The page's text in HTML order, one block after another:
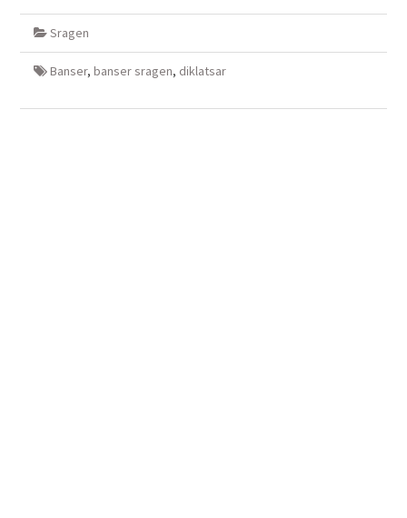
Facebook(Membuka
jendela
yang
baru)
Twitter(Membuka
baru)
Google+
yang
baru)
WhatsApp(Membuka
baru)
Sragen
Banser, banser sragen, diklatsar